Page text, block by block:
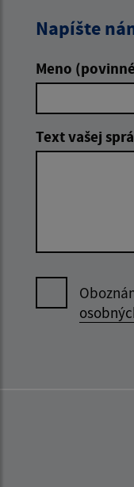
Napíšte
Meno
Text vašej